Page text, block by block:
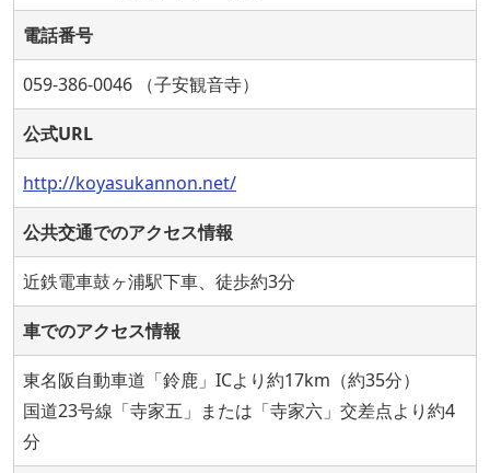
電話番号
059-386-0046 （子安観音寺）
公式URL
http://koyasukannon.net/
公共交通でのアクセス情報
近鉄電車鼓ヶ浦駅下車、徒歩約3分
車でのアクセス情報
東名阪自動車道「鈴鹿」ICより約17km（約35分）
国道23号線「寺家五」または「寺家六」交差点より約4
分